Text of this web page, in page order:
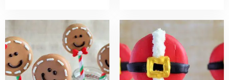
more
about
Gingerbread
Man
Read
more
about
Kerstman
Oreo